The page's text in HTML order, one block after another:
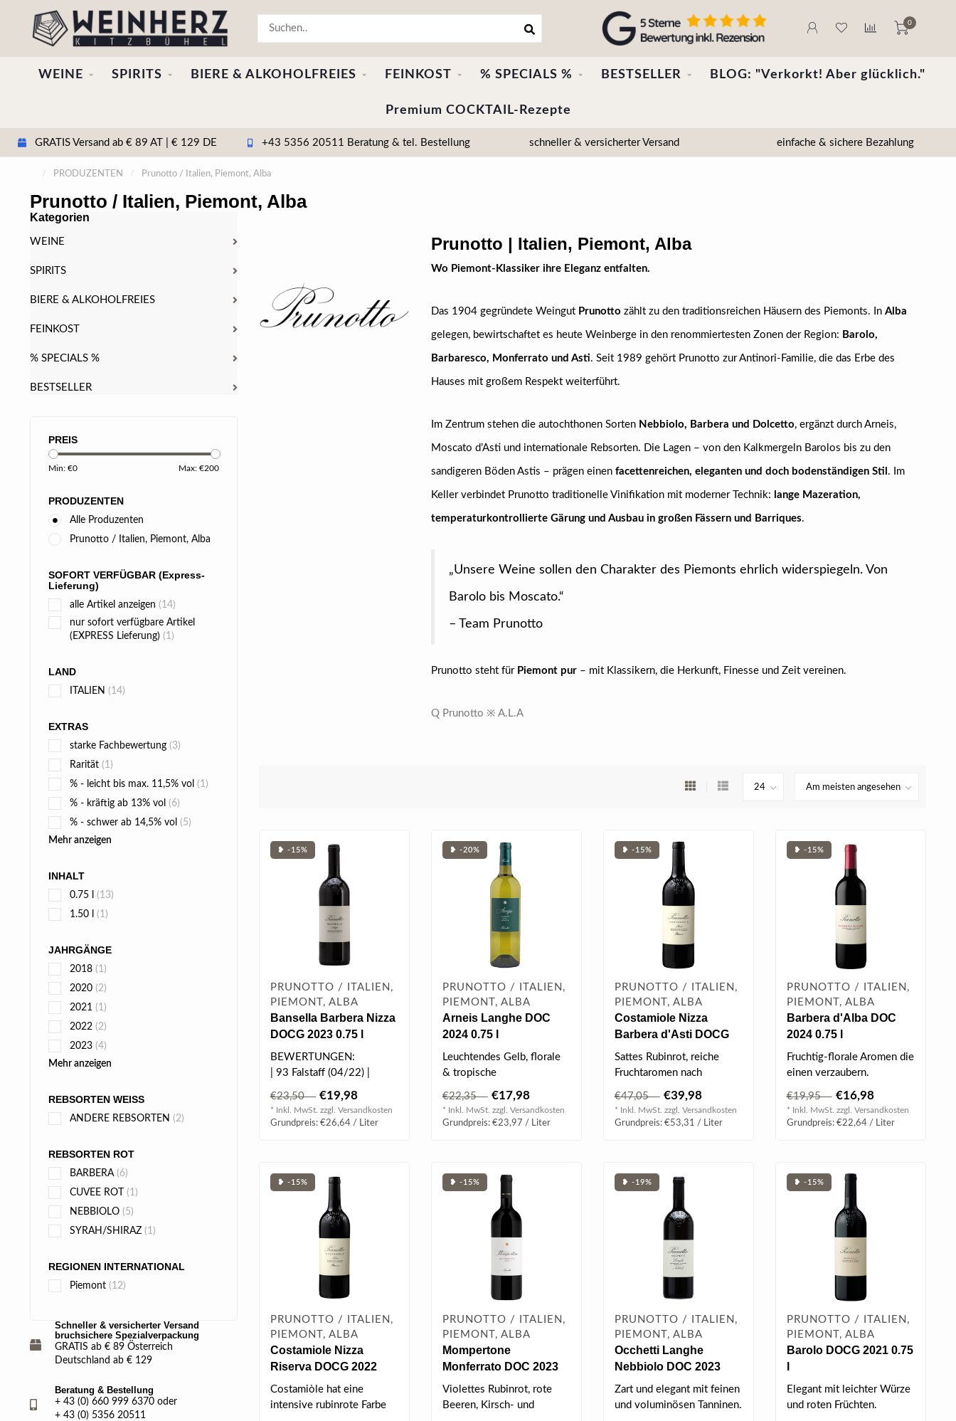
0
WEINE SPIRITS BIERE & ALKOHOLFREIES FEINKOST % SPECIALS % BESTSELLER BLOG: "Verkorkt! Aber glücklich."
Premium COCKTAIL-Rezepte
GRATIS Versand ab € 89 AT | € 129 DE +43 5356 20511 Beratung & tel. Bestellung schneller & versicherter Versand einfache & sichere Bezahlung
/ PRODUZENTEN / Prunotto / Italien, Piemont, Alba
Prunotto / Italien, Piemont, Alba
PREIS
Min: €0 Max: €200
PRODUZENTEN
Alle Produzenten
Prunotto / Italien, Piemont, Alba
SOFORT VERFÜGBAR (Express-
Lieferung)
alle Artikel anzeigen (14)
nur sofort verfügbare Artikel
(EXPRESS Lieferung) (1)
LAND
ITALIEN (14)
EXTRAS
starke Fachbewertung (3)
Rarität (1)
% - leicht bis max. 11,5% vol (1)
% - kräftig ab 13% vol (6)
% - schwer ab 14,5% vol (5)
Mehr anzeigen
INHALT
0.75 l (13)
1.50 l (1)
JAHRGÄNGE
2018 (1)
2020 (2)
2021 (1)
2022 (2)
2023 (4)
Mehr anzeigen
REBSORTEN WEISS
ANDERE REBSORTEN (2)
REBSORTEN ROT
BARBERA (6)
CUVEE ROT (1)
NEBBIOLO (5)
SYRAH/SHIRAZ (1)
REGIONEN INTERNATIONAL
Piemont (12)
Kategorien
WEINE
SPIRITS
BIERE & ALKOHOLFREIES
FEINKOST
% SPECIALS %
BESTSELLER
Schneller & versicherter Versand
bruchsichere Spezialverpackung
GRATIS ab € 89 Österreich
Deutschland ab € 129
Beratung & Bestellung
+ 43 (0) 660 999 6370 oder
+ 43 (0) 5356 20511
Prunotto | Italien, Piemont, Alba
Wo Piemont-Klassiker ihre Eleganz entfalten.
Das 1904 gegründete Weingut Prunotto zählt zu den traditionsreichen Häusern des Piemonts. In Alba
gelegen, bewirtschaftet es heute Weinberge in den renommiertesten Zonen der Region: Barolo,
Barbaresco, Monferrato und Asti. Seit 1989 gehört Prunotto zur Antinori-Familie, die das Erbe des
Hauses mit großem Respekt weiterführt.
Im Zentrum stehen die autochthonen Sorten Nebbiolo, Barbera und Dolcetto, ergänzt durch Arneis,
Moscato d’Asti und internationale Rebsorten. Die Lagen – von den Kalkmergeln Barolos bis zu den
sandigeren Böden Astis – prägen einen facettenreichen, eleganten und doch bodenständigen Stil . Im
Keller verbindet Prunotto traditionelle Vinifikation mit moderner Technik: lange Mazeration,
temperaturkontrollierte Gärung und Ausbau in großen Fässern und Barriques.
„Unsere Weine sollen den Charakter des Piemonts ehrlich widerspiegeln. Von
Barolo bis Moscato.“
– Team Prunotto
Prunotto steht für Piemont pur– mit Klassikern, die Herkunft, Finesse und Zeit vereinen.
Q Prunotto ※ A.L.A
❥ -15%
PRUNOTTO / ITALIEN,
PIEMONT, ALBA
Bansella Barbera Nizza
DOCG 2023 0.75 l
BEWERTUNGEN:
| 93 Falstaff (04/22) |
€23,50 €19,98
* Inkl. MwSt. zzgl. Versandkosten
Grundpreis: €26,64 / Liter
❥ -20%
PRUNOTTO / ITALIEN,
PIEMONT, ALBA
Arneis Langhe DOC
2024 0.75 l
Leuchtendes Gelb, florale
& tropische
frisch, fruchti..
€22,35 €17,98
* Inkl. MwSt. zzgl. Versandkosten
Grundpreis: €23,97 / Liter
❥ -15%
PRUNOTTO / ITALIEN,
PIEMONT, ALBA
Costamiole Nizza
Barbera d'Asti DOCG
2018 0.75 l
Sattes Rubinrot, reiche
Fruchtaromen nach
würzig, sa..
€47,05 €39,98
* Inkl. MwSt. zzgl. Versandkosten
Grundpreis: €53,31 / Liter
❥ -15%
PRUNOTTO / ITALIEN,
PIEMONT, ALBA
Barbera d'Alba DOC
2024 0.75 l
Fruchtig-florale Aromen die
einen verzaubern.
€19,95 €16,98
* Inkl. MwSt. zzgl. Versandkosten
Grundpreis: €22,64 / Liter
❥ -15%
PRUNOTTO / ITALIEN,
PIEMONT, ALBA
Costamiole Nizza
Riserva DOCG 2022
0.75 l
Costamiòle hat eine
intensive rubinrote Farbe
❥ -15%
PRUNOTTO / ITALIEN,
PIEMONT, ALBA
Mompertone
Monferrato DOC 2023
0.75 l
Violettes Rubinrot, rote
Beeren, Kirsch- und
❥ -19%
PRUNOTTO / ITALIEN,
PIEMONT, ALBA
Occhetti Langhe
Nebbiolo DOC 2023
0.75 l
Zart und elegant mit feinen
und voluminösen Tanninen.
❥ -15%
PRUNOTTO / ITALIEN,
PIEMONT, ALBA
Barolo DOCG 2021 0.75
Elegant mit leichter Würze
und roten Früchten.